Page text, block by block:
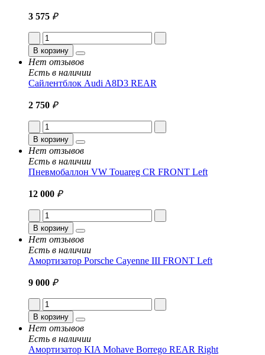
3 575 ₽
В корзину
Нет отзывов
Есть в наличии
Сайлентблок Audi A8D3 REAR
2 750 ₽
В корзину
Нет отзывов
Есть в наличии
Пневмобаллон VW Touareg CR FRONT Left
12 000 ₽
В корзину
Нет отзывов
Есть в наличии
Амортизатор Porsche Cayenne III FRONT Left
9 000 ₽
В корзину
Нет отзывов
Есть в наличии
Амортизатор KIA Mohave Borrego REAR Right